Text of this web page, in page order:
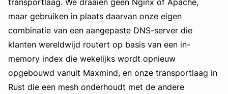
transportlaag. We draaien geen Nginx of Apache,
maar gebruiken in plaats daarvan onze eigen
combinatie van een aangepaste DNS-server die
klanten wereldwijd routert op basis van een in-
memory index die wekelijks wordt opnieuw
opgebouwd vanuit Maxmind, en onze transportlaag in
Rust die een mesh onderhoudt met de andere